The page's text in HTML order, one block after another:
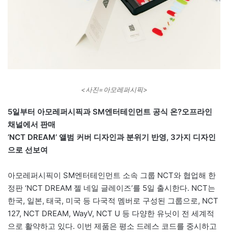
<사진=아모레퍼시픽>
5일부터 아모레퍼시픽과 SM엔터테인먼트 공식 온?오프라인
채널에서 판매
‘NCT DREAM’ 앨범 커버 디자인과 분위기 반영, 3가지 디자인
으로 선보여
아모레퍼시픽이 SM엔터테인먼트 소속 그룹 NCT와 협업해 한
정판 ‘NCT DREAM 젤 네일 글레이즈’를 5일 출시한다. NCT는
한국, 일본, 태국, 미국 등 다국적 멤버로 구성된 그룹으로, NCT
127, NCT DREAM, WayV, NCT U 등 다양한 유닛이 전 세계적
으로 활약하고 있다. 이번 제품은 평소 드레스 코드를 중시하고